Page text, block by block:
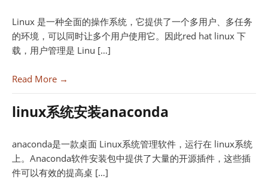
Linux 是一种全面的操作系统，它提供了一个多用户、多任务
的环境，可以同时让多个用户使用它。因此red hat linux 下
载，用户管理是 Linu […]
Read More →
linux系统安装anaconda
anaconda是一款桌面 Linux系统管理软件，运行在 linux系统
上。Anaconda软件安装包中提供了大量的开源插件，这些插
件可以有效的提高桌 […]